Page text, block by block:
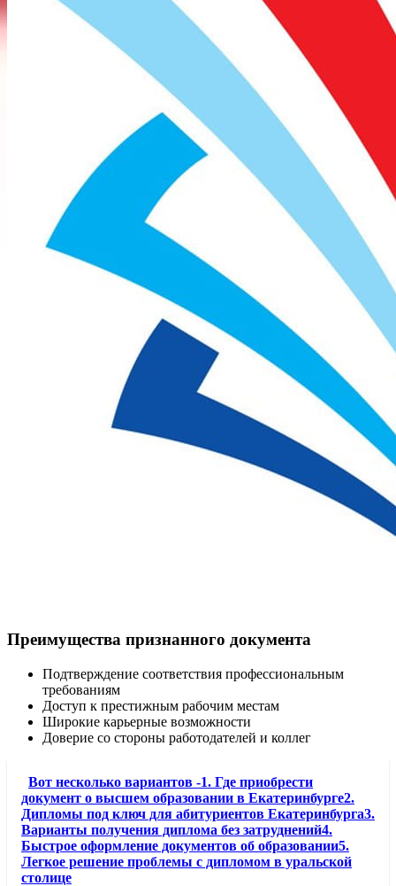
Преимущества признанного документа
Подтверждение соответствия профессиональным
требованиям
Доступ к престижным рабочим местам
Широкие карьерные возможности
Доверие со стороны работодателей и коллег
Вот несколько вариантов -1. Где приобрести
документ о высшем образовании в Екатеринбурге2.
Дипломы под ключ для абитуриентов Екатеринбурга3.
Варианты получения диплома без затруднений4.
Быстрое оформление документов об образовании5.
Легкое решение проблемы с дипломом в уральской
столице